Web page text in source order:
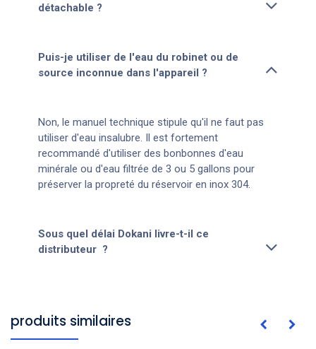
détachable ?
Puis-je utiliser de l'eau du robinet ou de
source inconnue dans l'appareil ?
Non, le manuel technique stipule qu'il ne faut pas
utiliser d'eau insalubre. Il est fortement
recommandé d'utiliser des bonbonnes d'eau
minérale ou d'eau filtrée de 3 ou 5 gallons pour
préserver la propreté du réservoir en inox 304.
Sous quel délai Dokani livre-t-il ce
distributeur ?
produits similaires